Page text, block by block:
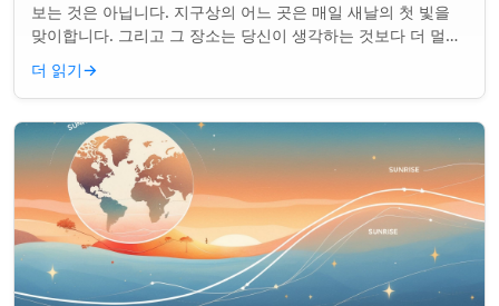
보는 것은 아닙니다. 지구상의 어느 곳은 매일 새날의 첫 빛을
맞이합니다. 그리고 그 장소는 당신이 생각하는 것보다 더 멀리
떨어져 있습니다. 핵심 요약...
더 읽기→